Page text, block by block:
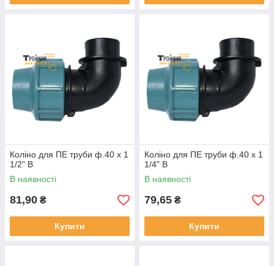
Коліно для ПЕ труби ф.40 х 1
1/2" В
В наявності
81,90 ₴
Купити
Коліно для ПЕ труби ф.40 х 1
1/4" В
В наявності
79,65 ₴
Купити